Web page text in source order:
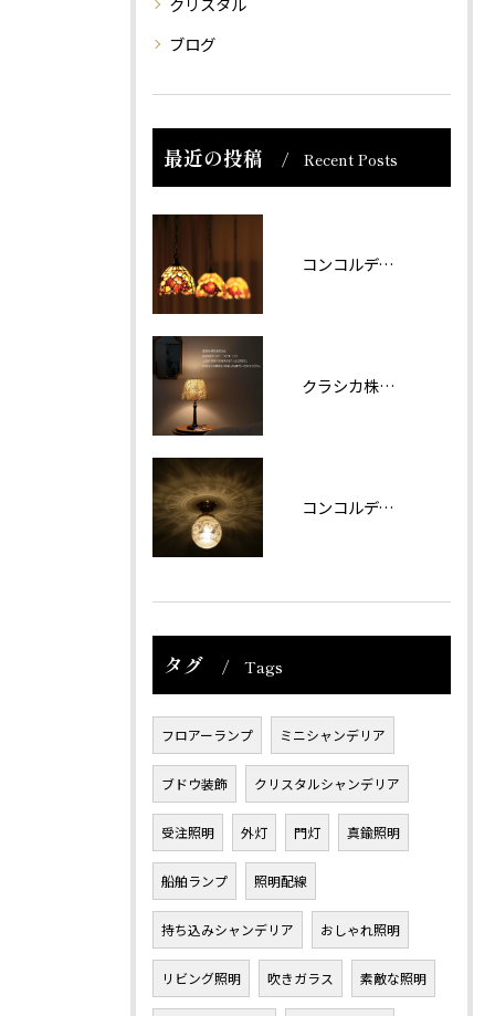
ブログ
最近の投稿 Recent Posts
コンコルディア照明 販売について
クラシカ株式会社では夏期休業をいただきます。
コンコルディアのシリーズより天井灯です。
タグ Tags
フロアーランプ ミニシャンデリア
ブドウ装飾 クリスタルシャンデリア
受注照明 外灯 門灯 真鍮照明
船舶ランプ 照明配線
持ち込みシャンデリア おしゃれ照明
リビング照明 吹きガラス 素敵な照明